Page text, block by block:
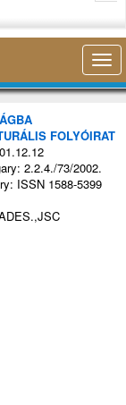
FOLYÓIRAT
2.2.4./73/2002.
ISSN 1588-5399